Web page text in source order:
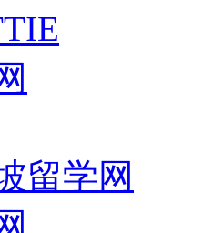
留学网